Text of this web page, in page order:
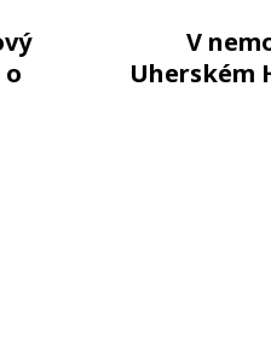
V
Uherském